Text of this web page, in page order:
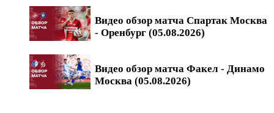
Видео обзор матча Спартак Москва
- Оренбург (05.08.2026)
Видео обзор матча Факел - Динамо
Москва (05.08.2026)